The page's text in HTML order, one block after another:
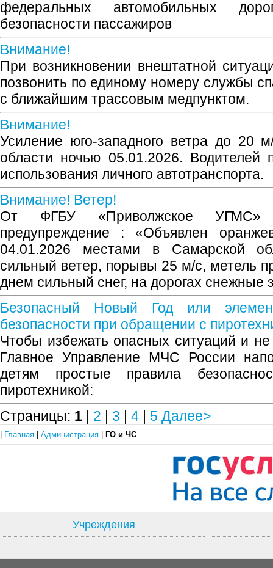
федеральных автомобильных
безопасности пассажиров
Внимание!
При возникновении внештатной
позвонить по единому номеру службы
с ближайшим трассовым медпунктом.
Внимание!
Усиление юго-западного ветра до 20
области ночью 05.01.2026. Водителей
использования личного автотранспорта.
Внимание! Ветер!
От ФГБУ «Приволжское УГМС»
предупреждение : «Объявлен
04.01.2026 местами в Самарской
сильный ветер, порывы 25 м/с, метель
днем сильный снег, на дорогах снежные
Безопасный Новый Год или
безопасности при обращении с
Чтобы избежать опасных ситуаций и
Главное Управление МЧС России
детям простые правила
пиротехникой:
Страницы: 1 | 2 | 3 | 4 | 5 Далее>
Главная Администрация ГО и ЧС
Учреждения